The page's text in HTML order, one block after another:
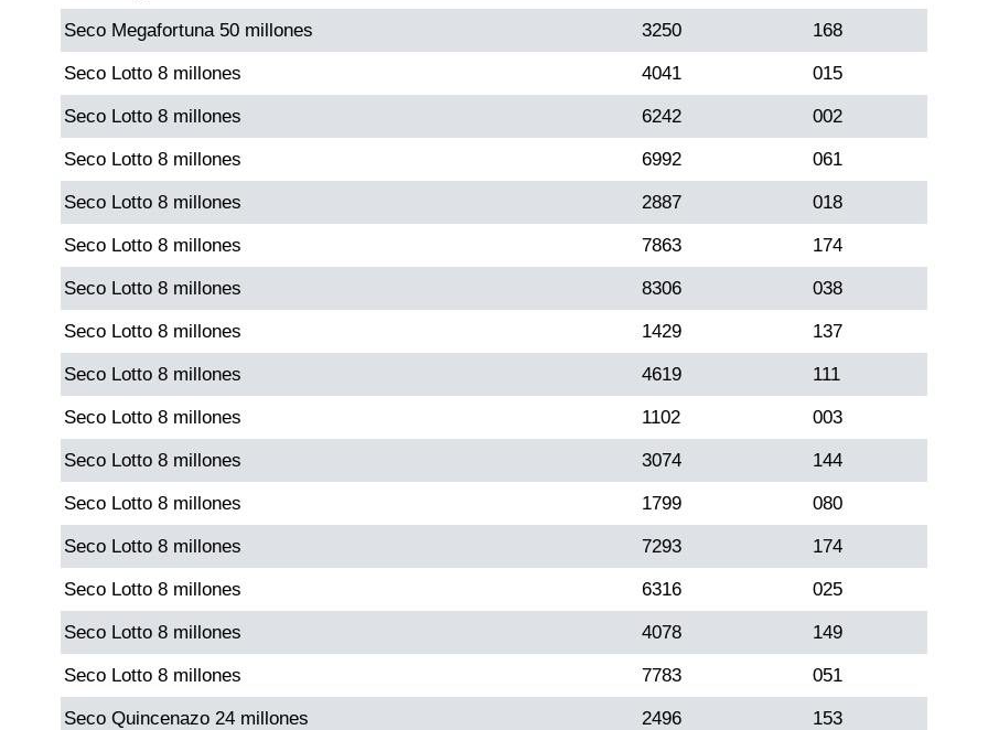
Dorado Mañana
Dorado Tarde
Dorado Noche
Fantástica Día
Fantástica Noche
Motilon Tarde
Motilon Noche
Paisita Día
Paisita Noche
Paisita 3
Pick 3 Día
Seco Megafortuna 50 millones 3250 168
Seco Lotto 8 millones 4041 015
Seco Lotto 8 millones 6242 002
Seco Lotto 8 millones 6992 061
Seco Lotto 8 millones 2887 018
Seco Lotto 8 millones 7863 174
Seco Lotto 8 millones 8306 038
Seco Lotto 8 millones 1429 137
Seco Lotto 8 millones 4619 111
Seco Lotto 8 millones 1102 003
Seco Lotto 8 millones 3074 144
Seco Lotto 8 millones 1799 080
Seco Lotto 8 millones 7293 174
Seco Lotto 8 millones 6316 025
Seco Lotto 8 millones 4078 149
Seco Lotto 8 millones 7783 051
Seco Quincenazo 24 millones 2496 153